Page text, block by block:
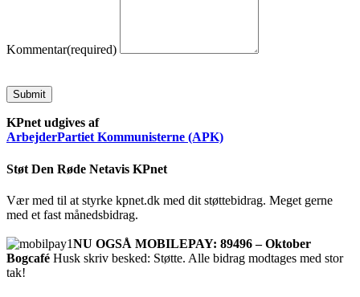
Kommentar(required)
Submit
KPnet udgives af
ArbejderPartiet Kommunisterne (APK)
Støt Den Røde Netavis KPnet
Vær med til at styrke kpnet.dk med dit støttebidrag. Meget gerne
med et fast månedsbidrag.
NU OGSÅ MOBILEPAY: 89496 – Oktober
Bogcafé Husk skriv besked: Støtte. Alle bidrag modtages med stor
tak!